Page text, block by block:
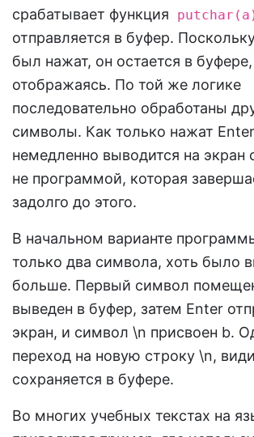
срабатывает функция
отправляется в буфер.
был нажат, он остается в
отображаясь. По той же логике
последовательно обработаны
символы. Как только нажат
немедленно выводится на экран
не программой, которая
задолго до этого.
В начальном варианте
только два символа, хоть было
больше. Первый символ
выведен в буфер, затем Enter
экран, и символ \n присвоен b.
переход на новую строку \n,
сохраняется в буфере.
Во многих учебных текстах на